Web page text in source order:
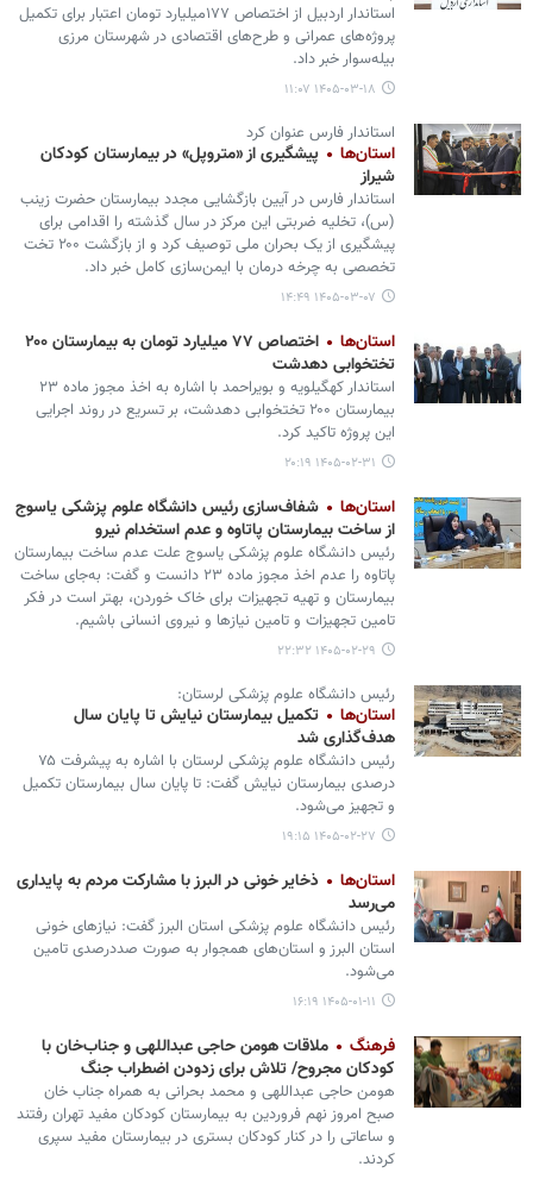
استاندار اردبیل از اختصاص ۱۷۷میلیارد تومان اعتبار برای تکمیل
پروژه‌های عمرانی و طرح‌های اقتصادی در شهرستان مرزی
بیله‌سوار خبر داد.
۱۴۰۵-۰۳-۱۸ ۱۱:۰۷
استاندار فارس عنوان کرد
استان‌ها
پیشگیری از «متروپل» در بیمارستان کودکان
شیراز
استاندار فارس در آیین بازگشایی مجدد بیمارستان حضرت زینب
(س)، تخلیه ضربتی این مرکز در سال گذشته را اقدامی برای
پیشگیری از یک بحران ملی توصیف کرد و از بازگشت ۲۰۰ تخت
تخصصی به چرخه درمان با ایمن‌سازی کامل خبر داد.
۱۴۰۵-۰۳-۰۷ ۱۴:۴۹
استان‌ها
اختصاص ۷۷ میلیارد تومان به بیمارستان ۲۰۰
تختخوابی دهدشت
استاندار کهگیلویه و بویراحمد با اشاره به اخذ مجوز ماده ۲۳
بیمارستان ۲۰۰ تختخوابی دهدشت، بر تسریع در روند اجرایی
این پروژه تاکید کرد.
۱۴۰۵-۰۲-۳۱ ۲۰:۱۹
استان‌ها
شفاف‌سازی رئیس دانشگاه علوم پزشکی یاسوج
از ساخت بیمارستان پاتاوه و عدم استخدام نیرو
رئیس دانشگاه علوم پزشکی یاسوج علت عدم ساخت بیمارستان
پاتاوه را عدم اخذ مجوز ماده ۲۳ دانست و گفت: به‌جای ساخت
بیمارستان و تهیه تجهیزات برای خاک خوردن، بهتر است در فکر
تامین تجهیزات و تامین نیازها و نیروی انسانی باشیم.
۱۴۰۵-۰۲-۲۹ ۲۲:۳۲
رئیس دانشگاه علوم پزشکی لرستان:
استان‌ها
تکمیل بیمارستان نیایش تا پایان سال
هدف‌گذاری شد
رئیس دانشگاه علوم پزشکی لرستان با اشاره به پیشرفت ۷۵
درصدی بیمارستان نیایش گفت: تا پایان سال بیمارستان تکمیل
و تجهیز می‌شود.
۱۴۰۵-۰۲-۲۷ ۱۹:۱۵
استان‌ها
ذخایر خونی در البرز با مشارکت مردم به پایداری
می‌رسد
رئیس دانشگاه علوم پزشکی استان البرز گفت: نیازهای خونی
استان البرز و استان‌های همجوار به صورت صددرصدی تامین
می‌شود.
۱۴۰۵-۰۱-۱۱ ۱۶:۱۹
فرهنگ
ملاقات هومن حاجی عبداللهی و جناب‌خان با
کودکان مجروح/ تلاش برای زدودن اضطراب جنگ
هومن حاجی عبداللهی و محمد بحرانی به همراه جناب خان
صبح امروز نهم فروردین به بیمارستان کودکان مفید تهران رفتند
و ساعاتی را در کنار کودکان بستری در بیمارستان مفید سپری
کردند.